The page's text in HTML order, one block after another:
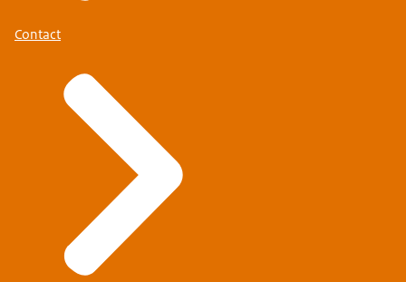
Contact